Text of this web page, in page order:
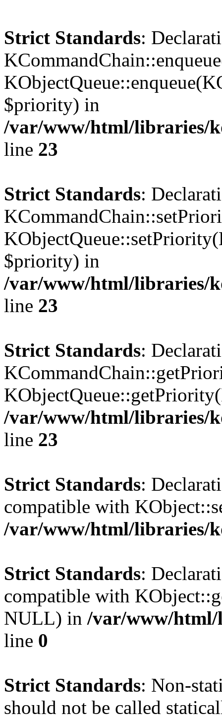
Strict Standards:
$priority) in
/var/www/html/libraries/
line 23
Strict Standards:
$priority) in
/var/www/html/libraries/
line 23
Strict Standards:
/var/www/html/libraries/
line 23
Strict Standards:
compatible with
/var/www/html/libraries/
Strict Standards:
compatible with
NULL) in /var/www/
line 0
Strict Standards: Non-
should not be called